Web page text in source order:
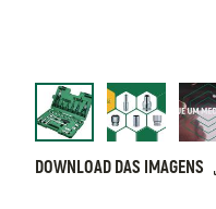
DOWNLOAD DAS IMAGENS